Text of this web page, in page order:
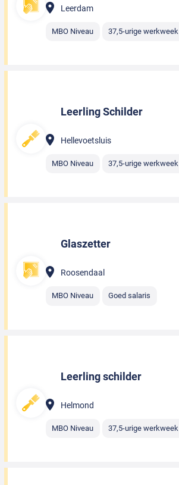
Leerdam
MBO Niveau 37,5-urige werkweek
Leerling Schilder
Hellevoetsluis
MBO Niveau 37,5-urige werkweek
Glaszetter
Roosendaal
MBO Niveau Goed salaris
Leerling schilder
Helmond
MBO Niveau 37,5-urige werkweek